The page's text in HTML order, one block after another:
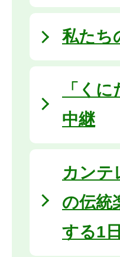
私たち
「く
中継
カンテ
の伝統
する1